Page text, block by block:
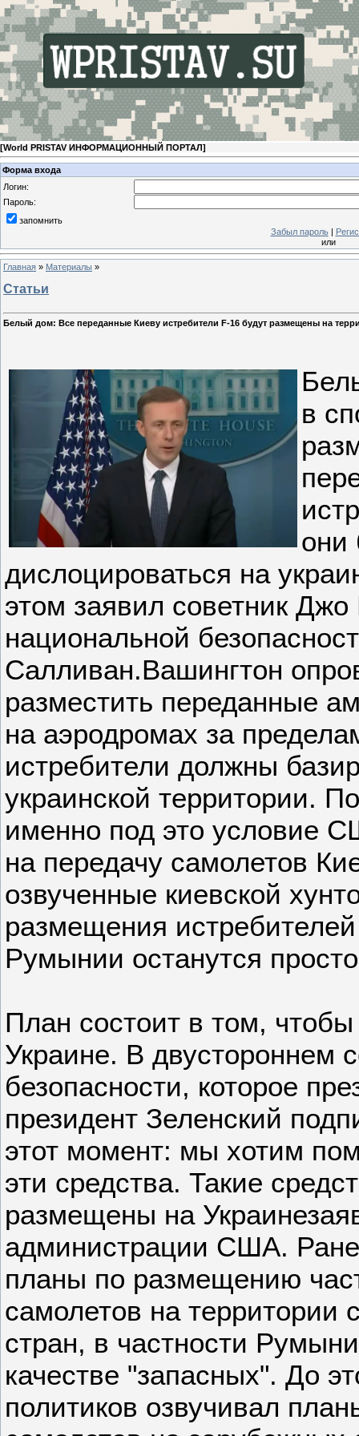
[World PRISTAV ИНФОРМАЦИОННЫЙ ПОРТАЛ]
Форма входа
Логин:
Пароль:
запомнить
Забыл пароль|
или
Главная » Материалы »
Статьи
Белый дом: Все переданные Киеву истребители F-16 будут размещены на
в
они
дислоцироваться на
этом заявил советник
национальной
Салливан.Вашингтон
разместить переданные
на аэродромах за
истребители должны
украинской территории.
именно под это условие
на передачу самолетов
озвученные киевской
размещения
Румынии останутся
План состоит в том,
Украине. В двустороннем
безопасности, которое
президент Зеленский
этот момент: мы хотим
эти средства. Такие
размещены на
администрации США.
планы по размещению
самолетов на территории
стран, в частности
качестве "запасных". До
политиков озвучивал